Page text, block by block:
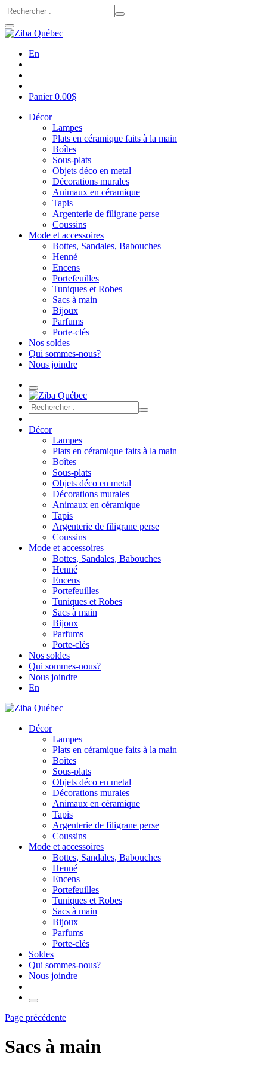
En
Panier0.00$
Décor
Lampes
Plats en céramique faits à la main
Boîtes
Sous-plats
Objets déco en metal
Décorations murales
Animaux en céramique
Tapis
Argenterie de filigrane perse
Coussins
Mode et accessoires
Bottes, Sandales, Babouches
Henné
Encens
Portefeuilles
Tuniques et Robes
Sacs à main
Bijoux
Parfums
Porte-clés
Nos soldes
Qui sommes-nous?
Nous joindre
Décor
Lampes
Plats en céramique faits à la main
Boîtes
Sous-plats
Objets déco en metal
Décorations murales
Animaux en céramique
Tapis
Argenterie de filigrane perse
Coussins
Mode et accessoires
Bottes, Sandales, Babouches
Henné
Encens
Portefeuilles
Tuniques et Robes
Sacs à main
Bijoux
Parfums
Porte-clés
Nos soldes
Qui sommes-nous?
Nous joindre
En
Décor
Lampes
Plats en céramique faits à la main
Boîtes
Sous-plats
Objets déco en metal
Décorations murales
Animaux en céramique
Tapis
Argenterie de filigrane perse
Coussins
Mode et accessoires
Bottes, Sandales, Babouches
Henné
Encens
Portefeuilles
Tuniques et Robes
Sacs à main
Bijoux
Parfums
Porte-clés
Soldes
Qui sommes-nous?
Nous joindre
Page précédente
Sacs à main